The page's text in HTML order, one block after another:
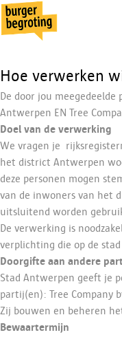
Hoe verwerken
De door jou meegedeelde
Antwerpen EN Tree
Doel van de verwerking
We vragen je
het district Antwerpen
deze personen mogen
van de inwoners van het
uitsluitend worden
De verwerking is
verplichting die op de
Doorgifte aan andere
Stad Antwerpen geeft je
partij(en): Tree Company
Zij bouwen en beheren
Bewaartermijn